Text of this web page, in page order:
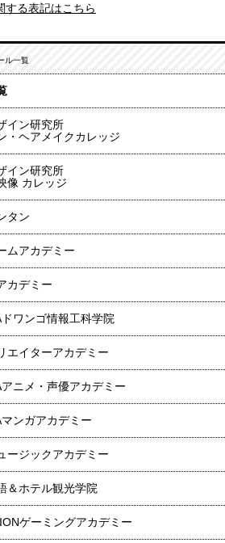
する表記はこちら
ル一覧
イン研究所
・ヘアメイクカレッジ
イン研究所
像 カレッジ
タン
ムアカデミー
カデミー
ドワンゴ情報工科学院
エイターアカデミー
アニメ・声優アカデミー
マンガアカデミー
ージックアカデミー
＆ホテル観光学院
ゲーミングアカデミー